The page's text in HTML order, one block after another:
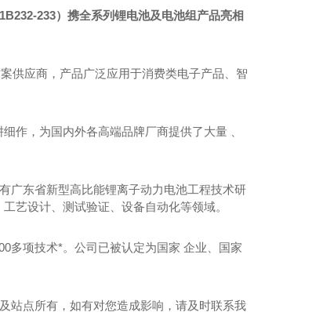
233）携全系列锂电池及电池组产品亮相
供应商，产品广泛应用于消费类电子产品、智
作，为国内外各高端品牌厂商提供了大量 、
广东省新型高比能锂离子动力电池工程技术研
艺设计、测试验证、设备自动化等领域。
多项技术*。公司已被认定为国家 企业、国家
站点所有，如有对您造成影响，请及时联系我